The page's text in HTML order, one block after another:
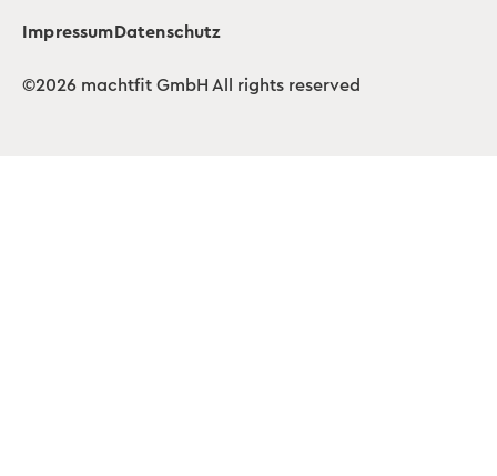
©2026 machtfit GmbH All rights reserved
Impressum Datenschutz